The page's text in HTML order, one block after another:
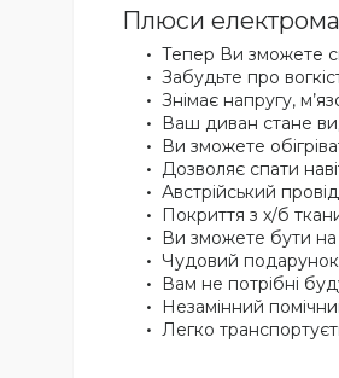
Плюси
Тепер Ви зможете
Забудьте про
Знімає напругу,
Ваш диван стане
Ви зможете
Дозволяє спати
Австрійський
Покриття з х/б
Ви зможете бути на
Чудовий подарунок
Вам не потрібні
Незамінний
Легко